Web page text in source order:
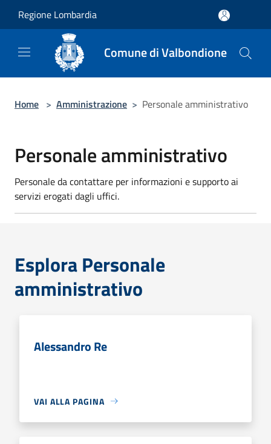
Regione Lombardia
Comune di Valbondione
Home > Amministrazione > Personale amministrativo
Personale amministrativo
Personale da contattare per informazioni e supporto ai
servizi erogati dagli uffici.
Esplora Personale
amministrativo
Alessandro Re
VAI ALLA PAGINA